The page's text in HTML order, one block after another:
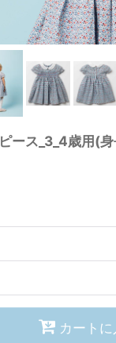
ース_3_4歳用(
カート